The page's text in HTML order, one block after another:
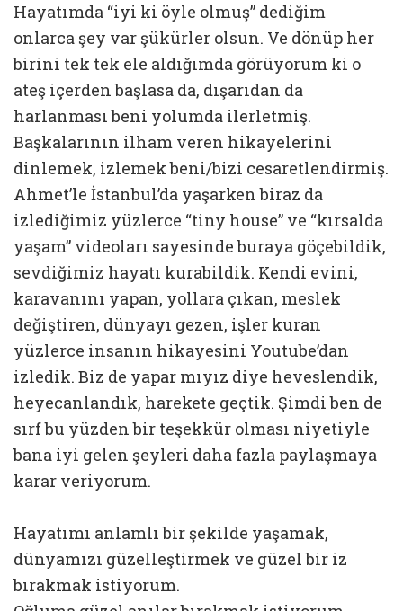
Hayatımda “iyi ki öyle olmuş” dediğim
onlarca şey var şükürler olsun. Ve dönüp her
birini tek tek ele aldığımda görüyorum ki o
ateş içerden başlasa da, dışarıdan da
harlanması beni yolumda ilerletmiş.
Başkalarının ilham veren hikayelerini
dinlemek, izlemek beni/bizi cesaretlendirmiş.
Ahmet’le İstanbul’da yaşarken biraz da
izlediğimiz yüzlerce “tiny house” ve “kırsalda
yaşam” videoları sayesinde buraya göçebildik,
sevdiğimiz hayatı kurabildik. Kendi evini,
karavanını yapan, yollara çıkan, meslek
değiştiren, dünyayı gezen, işler kuran
yüzlerce insanın hikayesini Youtube’dan
izledik. Biz de yapar mıyız diye heveslendik,
heyecanlandık, harekete geçtik. Şimdi ben de
sırf bu yüzden bir teşekkür olması niyetiyle
bana iyi gelen şeyleri daha fazla paylaşmaya
karar veriyorum.
Hayatımı anlamlı bir şekilde yaşamak,
dünyamızı güzelleştirmek ve güzel bir iz
bırakmak istiyorum.